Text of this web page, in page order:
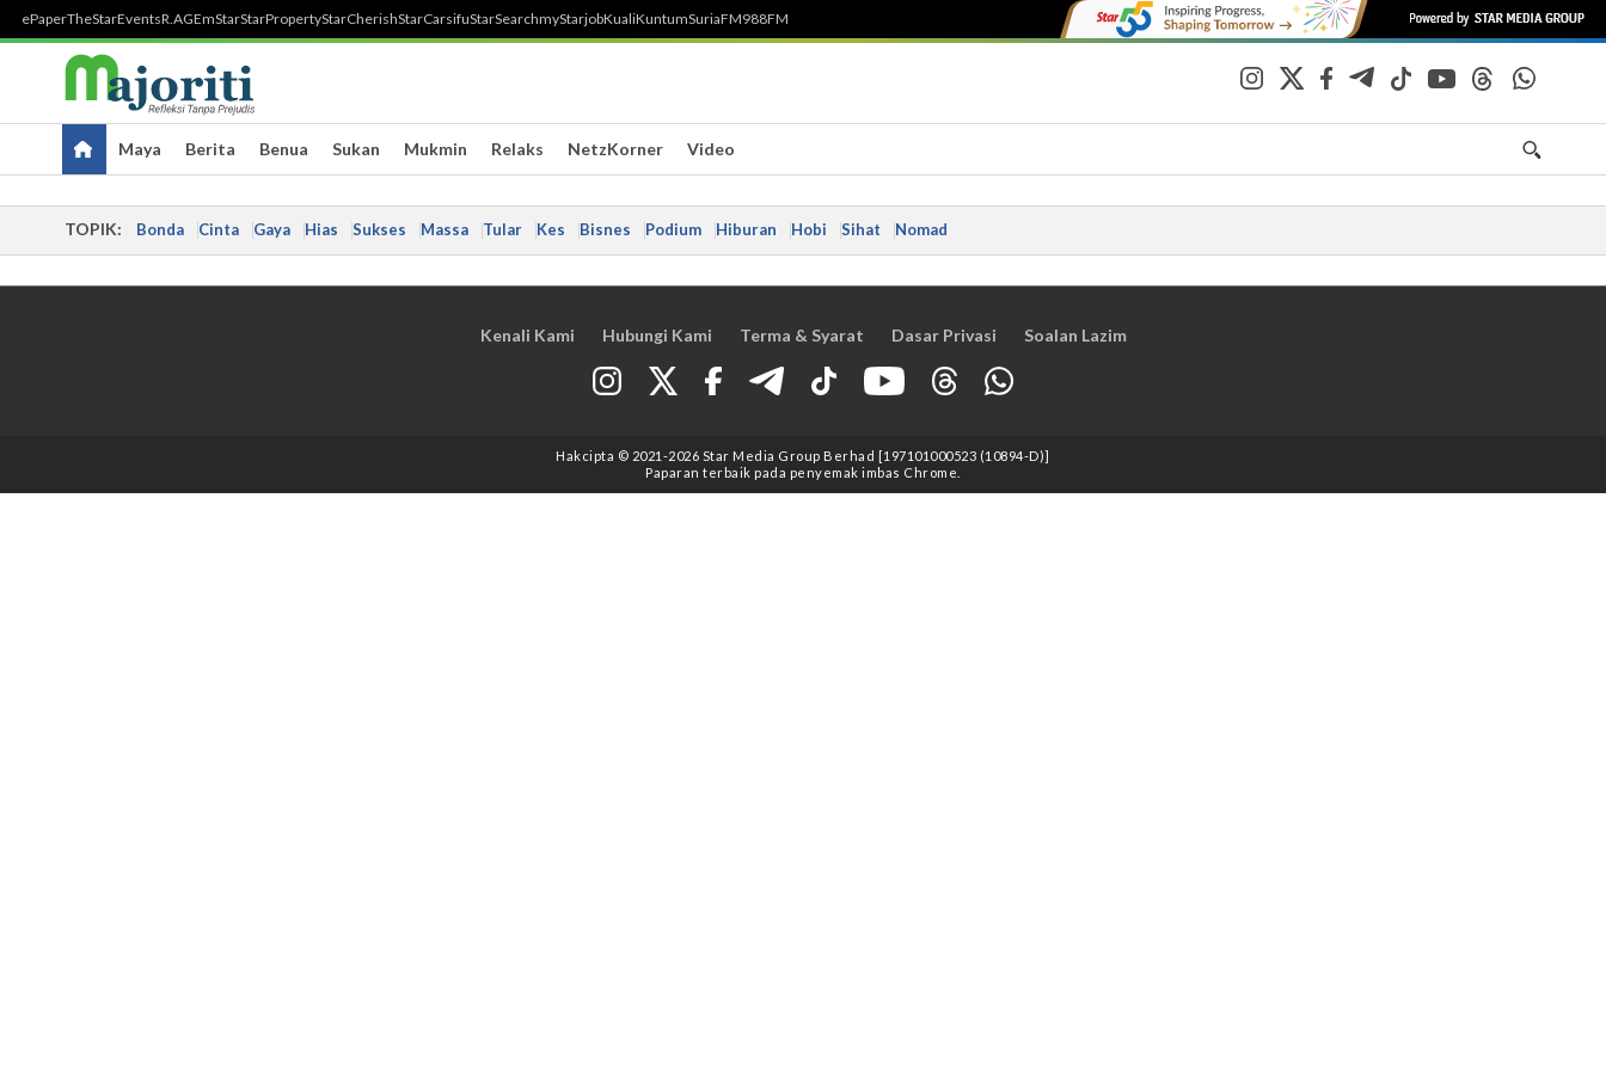
ePaperTheStarEventsR.AGEmStarStarPropertyStarCherishStarCarsifuStarSearchmyStarjobKualiKuntumSuriaFM988FM
Maya Berita Benua Sukan Mukmin Relaks NetzKorner Video
TOPIK: Bonda Cinta Gaya Hias Sukses Massa Tular Kes Bisnes Podium Hiburan Hobi Sihat Nomad
Kenali Kami Hubungi Kami Terma & Syarat Dasar Privasi Soalan Lazim
Hakcipta © 2021 -2026 Star Media Group Berhad [197101000523 (10894-D)]
Paparan terbaik pada penyemak imbas Chrome.